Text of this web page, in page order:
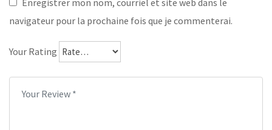
navigateur pour la prochaine fois que je commenterai.
Your Rating